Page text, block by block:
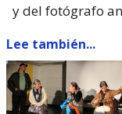
y del fotógrafo
Lee también...